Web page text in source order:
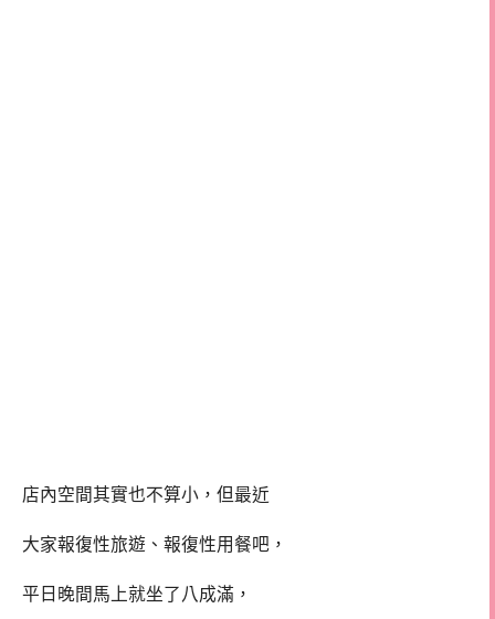
店內空間其實也不算小，但最近
大家報復性旅遊、報復性用餐吧，
平日晚間馬上就坐了八成滿，